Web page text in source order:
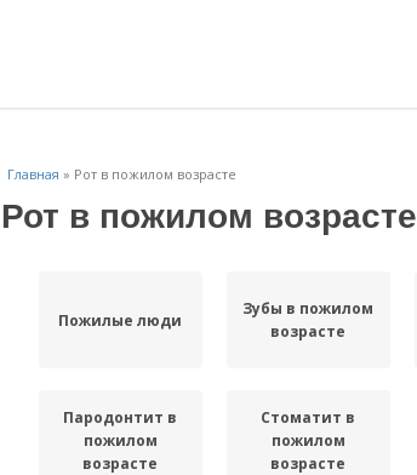
Главная » Рот в пожилом возрасте
Рот в пожилом возрасте
Пожилые люди
Зубы в пожилом
возрасте
Пародонтит в
пожилом
возрасте
Стоматит в
пожилом
возрасте